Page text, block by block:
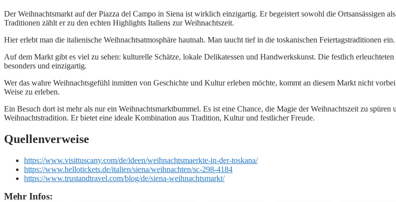
Der Weihnachtsmarkt auf der Piazza del Campo in Siena ist wirklich einzigartig. Er begeistert sowohl die Ortsansässigen
Traditionen zählt er zu den echten Highlights Italiens zur Weihnachtszeit.
Hier erlebt man die italienische Weihnachtsatmosphäre hautnah. Man taucht tief in die toskanischen Feiertagstraditionen
Auf dem Markt gibt es viel zu sehen: kulturelle Schätze, lokale Delikatessen und Handwerkskunst. Die festlich
besonders und einzigartig.
Wer das wahre Weihnachtsgefühl inmitten von Geschichte und Kultur erleben möchte, kommt an diesem Markt nicht
Weise zu erleben.
Ein Besuch dort ist mehr als nur ein Weihnachtsmarktbummel. Es ist eine Chance, die Magie der Weihnachtszeit zu
Weihnachtstradition. Er bietet eine ideale Kombination aus Tradition, Kultur und festlicher Freude.
Quellenverweise
https://www.visittuscany.com/de/ideen/weihnachtsmaerkte-in-der-toskana/
https://www.hellotickets.de/italien/siena/weihnachten/sc-298-4184
https://www.trustandtravel.com/blog/de/siena-weihnachtsmarkt/
Mehr Infos: